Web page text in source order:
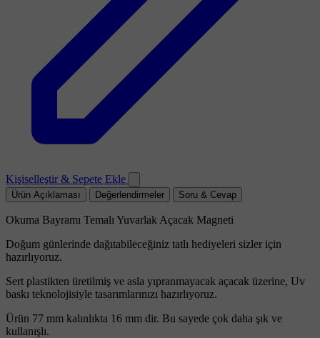
Kişiselleştir & Sepete Ekle
Ürün Açıklaması Değerlendirmeler Soru & Cevap
Okuma Bayramı Temalı Yuvarlak Açacak Magneti
Doğum günlerinde dağıtabileceğiniz tatlı hediyeleri sizler için
hazırlıyoruz.
Sert plastikten üretilmiş ve asla yıpranmayacak açacak üzerine, Uv
baskı teknolojisiyle tasarımlarınızı hazırlıyoruz.
Ürün 77 mm kalınlıkta 16 mm dir. Bu sayede çok daha şık ve
kullanışlı.